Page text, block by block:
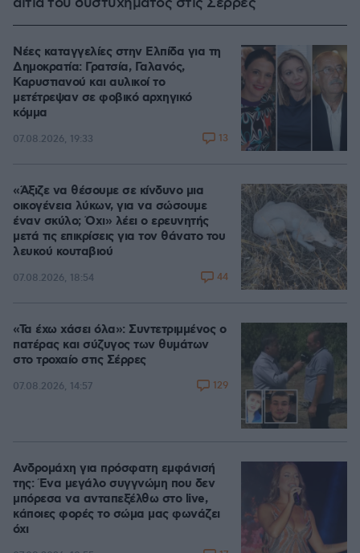
Νέες καταγγελίες στην Ελπίδα για τη
Δημοκρατία: Γρατσία, Γαλανός,
Καρυστιανού και αυλικοί το
μετέτρεψαν σε φοβικό αρχηγικό
κόμμα
07.08.2026, 19:33 13
«Άξιζε να θέσουμε σε κίνδυνο μια
οικογένεια λύκων, για να σώσουμε
έναν σκύλο; Όχι» λέει ο ερευνητής
μετά τις επικρίσεις για τον θάνατο του
λευκού κουταβιού
07.08.2026, 18:54 44
«Τα έχω χάσει όλα»: Συντετριμμένος ο
πατέρας και σύζυγος των θυμάτων
στο τροχαίο στις Σέρρες
07.08.2026, 14:57 129
Ανδρομάχη για πρόσφατη εμφάνισή
της: Ένα μεγάλο συγγνώμη που δεν
μπόρεσα να ανταπεξέλθω στο live,
κάποιες φορές το σώμα μας φωνάζει
όχι